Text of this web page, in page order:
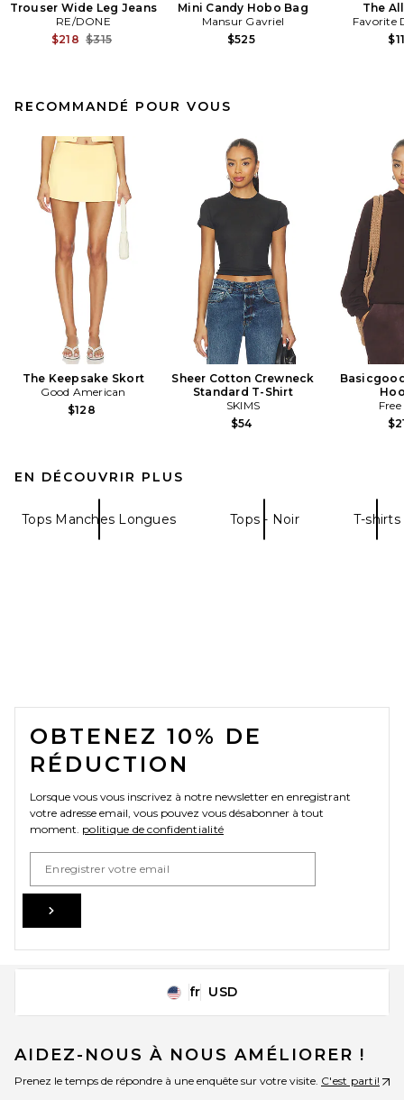
Trouser Wide Leg Jeans
RE/DONE
$218 Previous price:
$315
Mini Candy Hobo Bag
Mansur Gavriel
$525
The
Favorite
RECOMMANDÉ POUR VOUS
The Keepsake Skort
Good American
$128
Sheer Cotton Crewneck
Standard T-Shirt
SKIMS
$54
EN DÉCOUVRIR PLUS
Tops Manches Longues Tops - Noir T-shirts
FOOTER
OBTENEZ 10% DE
RÉDUCTION
Lorsque vous vous inscrivez à notre newsletter en enregistrant
votre adresse email, vous pouvez vous désabonner à tout
moment. politique de confidentialité
Change Country Regions
fr USD
AIDEZ-NOUS À NOUS AMÉLIORER !
Prenez le temps de répondre à une enquête sur votre visite. C'est parti!